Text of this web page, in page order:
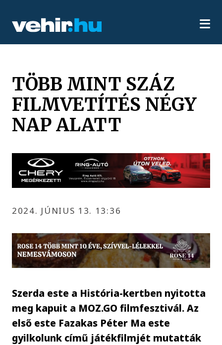
TÖBB MINT SZÁZ
FILMVETÍTÉS NÉGY
NAP ALATT
2024. JÚNIUS 13. 13:36
Szerda este a História-kertben nyitotta
meg kapuit a MOZ.GO filmfesztivál. Az
első este Fazakas Péter Ma este
gyilkolunk című játékfilmjét mutatták